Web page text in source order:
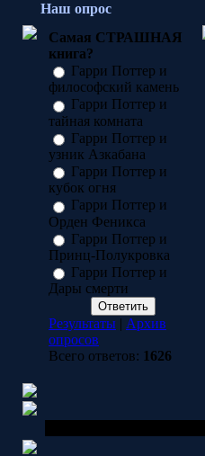
Наш опрос
Самая СТРАШНАЯ
книга?
Гарри Поттер и
философский камень
Гарри Поттер и
тайная комната
Гарри Поттер и
узник Азкабана
Гарри Поттер и
кубок огня
Гарри Поттер и
Орден Феникса
Гарри Поттер и
Принц-Полукровка
Гарри Поттер и
Дары смерти
Результаты | Архив
опросов
Всего ответов: 1626